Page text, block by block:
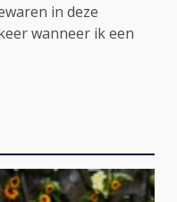
in deze
wanneer ik een